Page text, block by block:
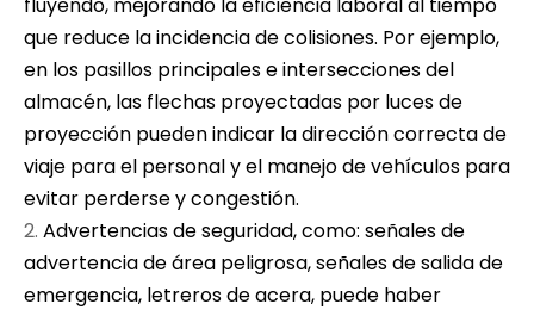
que reduce la incidencia de colisiones. Por ejemplo,
en los pasillos principales e intersecciones del
almacén, las flechas proyectadas por luces de
proyección pueden indicar la dirección correcta de
viaje para el personal y el manejo de vehículos para
evitar perderse y congestión.
Advertencias de seguridad, como: señales de
advertencia de área peligrosa, señales de salida de
emergencia, letreros de acera, puede haber